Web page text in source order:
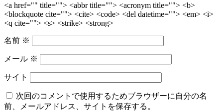
<a href="" title=""> <abbr title=""> <acronym title=""> <b>
<blockquote cite=""> <cite> <code> <del datetime=""> <em> <i>
<q cite=""> <s> <strike> <strong>
名前 ※
メール ※
サイト
次回のコメントで使用するためブラウザーに自分の名
前、メールアドレス、サイトを保存する。